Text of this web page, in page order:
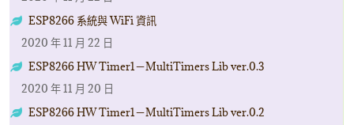
ESP8266 系統與 WiFi 資訊
2020 年 11 月 22 日
ESP8266 HW Timer1－MultiTimers Lib ver.0.3
2020 年 11 月 20 日
ESP8266 HW Timer1－MultiTimers Lib ver.0.2